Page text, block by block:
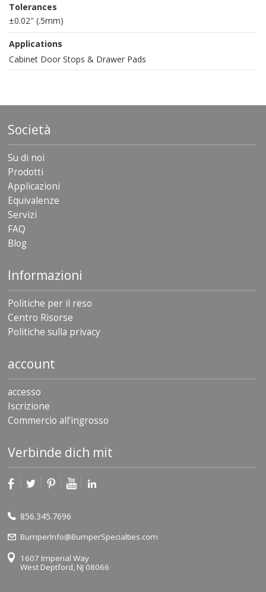
Tolerances
±0.02″ (.5mm)
Applications
Cabinet Door Stops & Drawer Pads
Società
Su di noi
Prodotti
Applicazioni
Equivalenze
Servizi
FAQ
Blog
Informazioni
Politiche per il reso
Centro Risorse
Politiche sulla privacy
account
accesso
Iscrizione
Commercio all’ingrosso
Verbinde dich mit
856.345.7696
BumperInfo@BumperSpecialties.com
1607 Imperial Way
West Deptford, NJ 08066